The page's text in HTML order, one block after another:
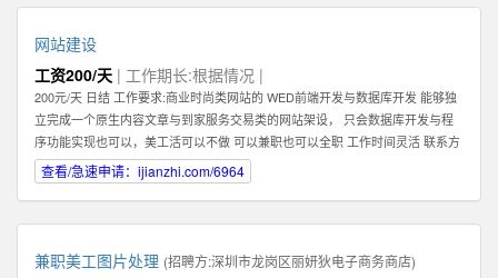
网站建设
工资200/天 | 工作期长:根据情况 |
200元/天 日结 工作要求:商业时尚类网站的 WED前端开发与数据库开发 能够独
立完成一个原生内容文章与到家服务交易类的网站架设， 只会数据库开发与程
序功能实现也可以，美工活可以不做 可以兼职也可以全职 工作时间灵活 联系方
式 李经理 工作区域：浑南新区-全运路 详细地址：沈中大街28号
查看/急速申请：ijianzhi.com/6964
兼职美工图片处理 (招聘方:深圳市龙岗区丽妍狄电子商务商店)